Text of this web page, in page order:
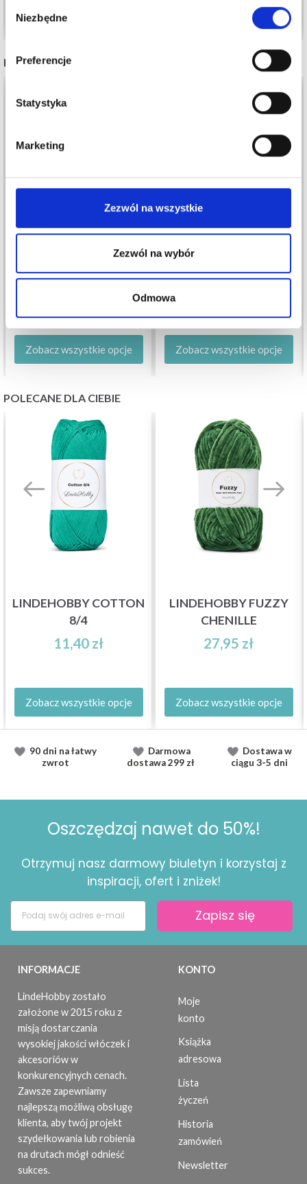
zgody
Niezbędne
Preferencje
Statystyka
Marketing
Zezwól na wszystkie
Zezwól na wybór
Odmowa
Zobacz wszystkie opcje Zobacz wszystkie opcje
INNI TEŻ WIDZIELI
GO HANDMADE SOFT
Zobacz wszystkie opcje
VIKING SNORRE
Zobacz wszystkie opcje
POLECANE DLA CIEBIE
LINDEHOBBY COTTON
8/4
11,40 zł
Zobacz wszystkie opcje
LINDEHOBBY FUZZY
CHENILLE
27,95 zł
Zobacz wszystkie opcje
90 dni na łatwy
zwrot
Darmowa
dostawa299 zł
Dostawaw
ciągu 3-5 dni
Oszczędzaj nawet do 50%!
Otrzymuj nasz darmowy biuletyn i korzystaj z
inspiracji, ofert i zniżek!
Zapisz się
INFORMACJE
LindeHobby zostało
założone w 2015 roku z
misją dostarczania
wysokiej jakości włóczek i
akcesoriów w
konkurencyjnych cenach.
Zawsze zapewniamy
najlepszą możliwą obsługę
klienta, aby twój projekt
szydełkowania lub robienia
na drutach mógł odnieść
sukces.
KONTO
Moje
konto
Książka
adresowa
Lista
życzeń
Historia
zamówień
Newsletter
miłośników włóczek i uzyskaj wyłączny